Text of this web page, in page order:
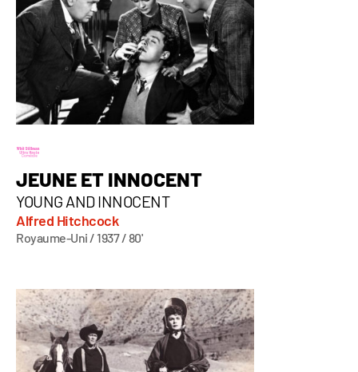
JEUNE ET INNOCENT
YOUNG AND INNOCENT
Alfred Hitchcock
Royaume-Uni / 1937 / 80'